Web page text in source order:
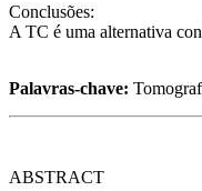
Conclusões:
A TC é uma alternativa
Palavras-chave:
ABSTRACT